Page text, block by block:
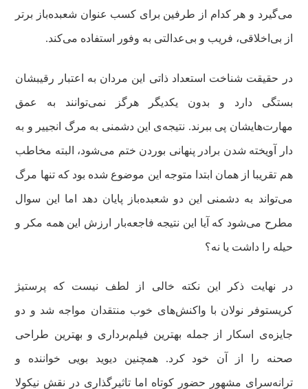
می‌گیرد و هر کدام از طرفین برای کسب عنوان شعبده‌باز برتر
از بی‌اخلاقی، فریب و بی‌عدالتی به وفور استفاده می‌کند.
در حقیقت شناخت استعداد ذاتی این مردان به اعتبار رقیبشان
بستگی دارد و بدون یکدیگر هرگز نمی‌توانند به عمق
مهارت‌هایشان پی ببرند. نتیجه‌ی این دشمنی به مرگ انجییر و به
دار آویخته شدن برادر پنهانی بوردن ختم می‌شود، البته مخاطب
هم تقریبا از همان ابتدا متوجه این موضوع شده بود که تنها مرگ
می‌تواند به دشمنی این دو شعبده‌باز پایان دهد اما این سوال
مطرح می‌شود که آیا این نتیجه فاجعه‌بار ارزش این همه مکر و
حیله را داشت یا نه؟
در نهایت ذکر این نکته خالی از لطف نیست که پرستیژ
کریستوفر نولان با واکنش‌های خوب منتقدان مواجه شد و دو
جایزه‌ی اسکار از جمله بهترین فیلم‌برداری و بهترین طراحی
صحنه را از آن خود کرد. همچنین دیوید بویی خواننده و
ترانه‌سرای مشهور حضور کوتاه اما تاثیرگذاری در نقش نیکولا